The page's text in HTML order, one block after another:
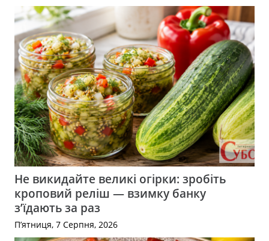
Не викидайте великі огірки: зробіть
кроповий реліш — взимку банку
з’їдають за раз
П’ятниця, 7 Серпня, 2026